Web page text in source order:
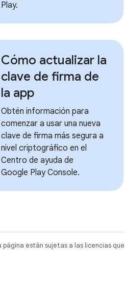
Play.
Cómo actualizar la
clave de firma de
la app
Obtén información para
comenzar a usar una nueva
clave de firma más segura a
nivel criptográfico en el
Centro de ayuda de
Google Play Console.
están sujetas a las licencias